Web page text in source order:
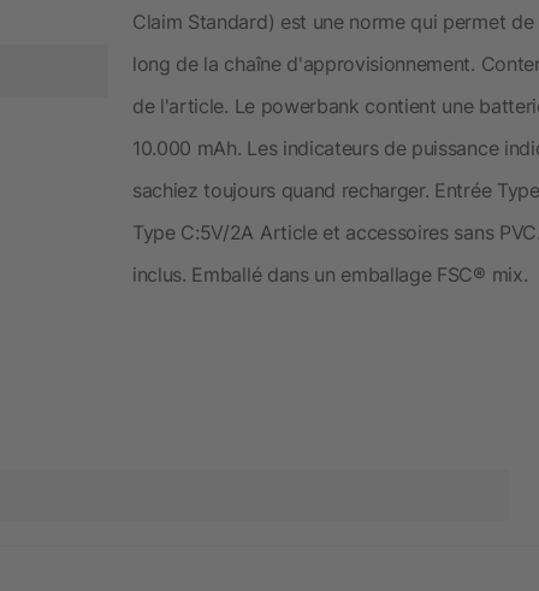
Claim Standard) est une norme qui permet
long de la chaîne d'approvisionnement.
de l'article. Le powerbank contient une
10.000 mAh. Les indicateurs de puissance
sachiez toujours quand recharger. Entrée
Type C:5V/2A Article et accessoires sans
inclus. Emballé dans un emballage FSC® mix.